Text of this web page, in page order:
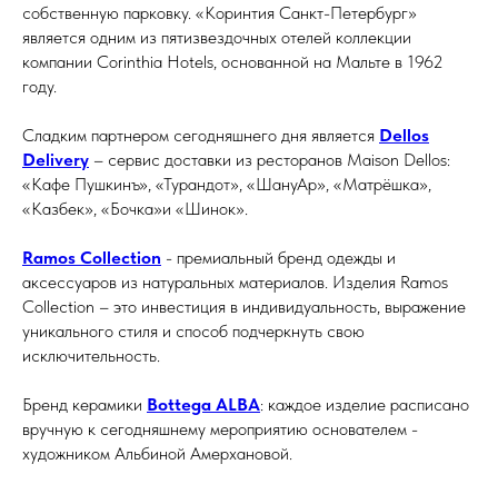
собственную парковку. «Коринтия Санкт-Петербург»
является одним из пятизвездочных отелей коллекции
компании Corinthia Hotels, основанной на Мальте в 1962
году.
Сладким партнером сегодняшнего дня является Dellos
Delivery – сервис доставки из ресторанов Maison Dellos:
«Кафе Пушкинъ», «Турандот», «ШануАр», «Матрёшка»,
«Казбек», «Бочка»и «Шинок».
Ramos Collection - премиальный бренд одежды и
аксессуаров из натуральных материалов. Изделия Ramos
Collection – это инвестиция в индивидуальность, выражение
уникального стиля и способ подчеркнуть свою
исключительность.
Бренд керамики Bottеga ALBA: каждое изделие расписано
вручную к сегодняшнему мероприятию основателем -
художником Альбиной Амерхановой.